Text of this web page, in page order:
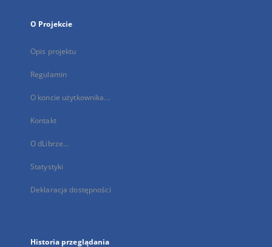
O Projekcie
Opis projektu
Regulamin
O koncie użytkownika...
Kontakt
O dLibrze...
Statystyki
Deklaracja dostępności
Historia przeglądania